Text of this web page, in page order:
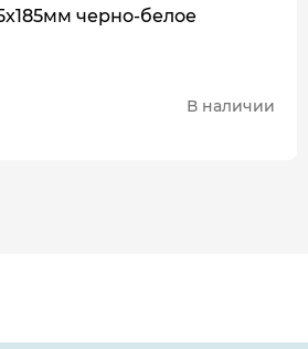
черно-белое
В наличии